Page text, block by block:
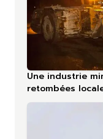
Une industrie
retombées
nordiques